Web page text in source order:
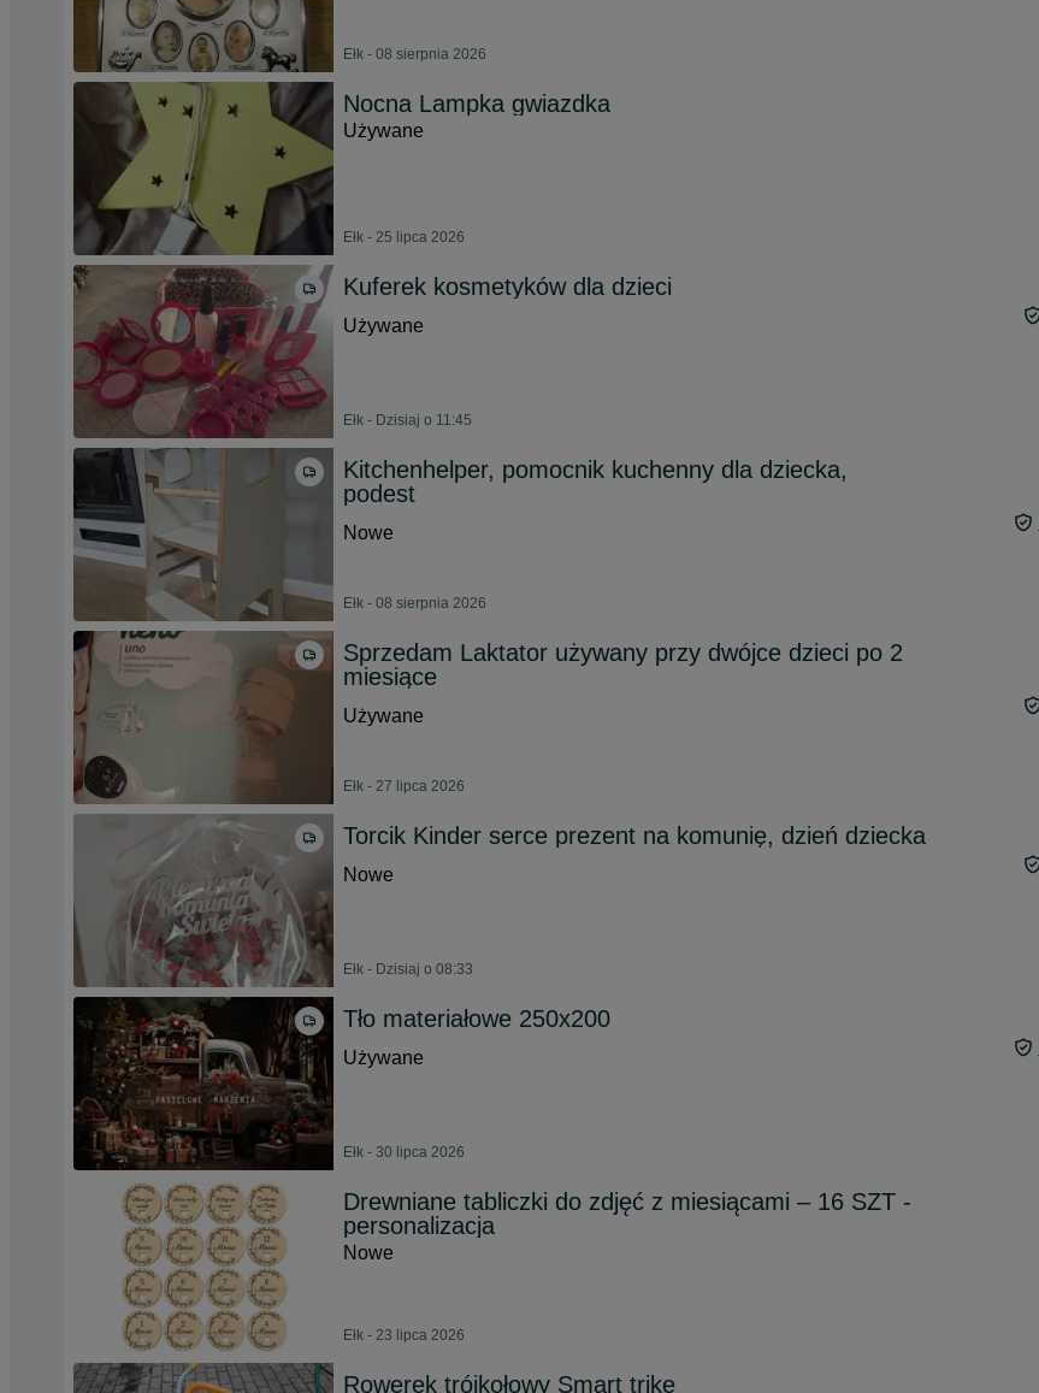
Ełk - 08 sierpnia 2026
Nocna Lampka gwiazdka
Używane
Ełk - 25 lipca 2026
Kuferek kosmetyków dla dzieci
Używane
Ełk - Dzisiaj o 11:45
Kitchenhelper, pomocnik kuchenny dla dziecka,
podest
Nowe
Ełk - 08 sierpnia 2026
Sprzedam Laktator używany przy dwójce dzieci po 2
miesiące
Używane
Ełk - 27 lipca 2026
Torcik Kinder serce prezent na komunię, dzień dziecka
Nowe
Ełk - Dzisiaj o 08:33
Tło materiałowe 250x200
Używane
Ełk - 30 lipca 2026
Drewniane tabliczki do zdjęć z miesiącami – 16 SZT -
personalizacja
Nowe
Ełk - 23 lipca 2026
Rowerek trójkołowy Smart trike